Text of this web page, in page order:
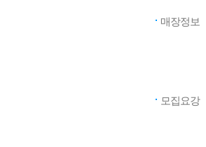
매장정보
모집요강